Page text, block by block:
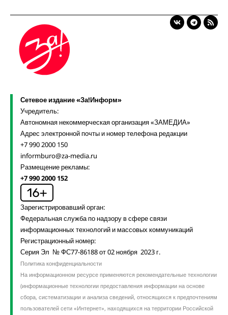
Сетевое издание «За!Информ»
Учредитель:
Автономная некоммерческая организация «ЗАМЕДИА»
Адрес электронной почты и номер телефона редакции
+7 990 2000 150
informburo@za-media.ru
Размещение рекламы:
+7 990 2000 152
Зарегистрировавший орган:
Федеральная служба по надзору в сфере связи
информационных технологий и массовых коммуникаций
Регистрационный номер:
Серия Эл № ФС77-86188 от 02 ноября 2023 г.
Политика конфиденциальности
На информационном ресурсе применяются рекомендательные технологии
(информационные технологии предоставления информации на основе
сбора, систематизации и анализа сведений, относящихся к предпочтениям
пользователей сети «Интернет», находящихся на территории Российской